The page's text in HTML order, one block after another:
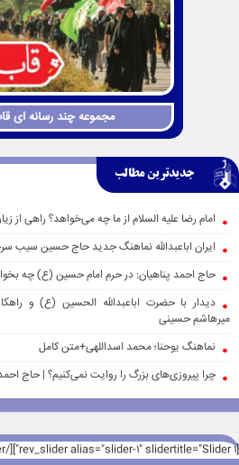
مجموعه چند رسانه ای
جدیدترین مطالب
امام رضا علیه السلام از ما چه می‌خواهد؟ راهی از
ایران اباعبدالله نماهنگ جدید حاج حسین سیب
حاج احمد پناهیان: در حرم امام حسین (ع) چه
دیدار با حضرت اباعبدالله الحسین (ع) و
میرهاشم حسینی
نماهنگ یوحنا؛ محمد اسداللهی+متن کامل
چرا پیروزی‌های بزرگ را روایت نمی‌کنیم؟ | حاج
[rev_slider alias="slider-1" slidertitle="Slider 1"][/rev_slider]